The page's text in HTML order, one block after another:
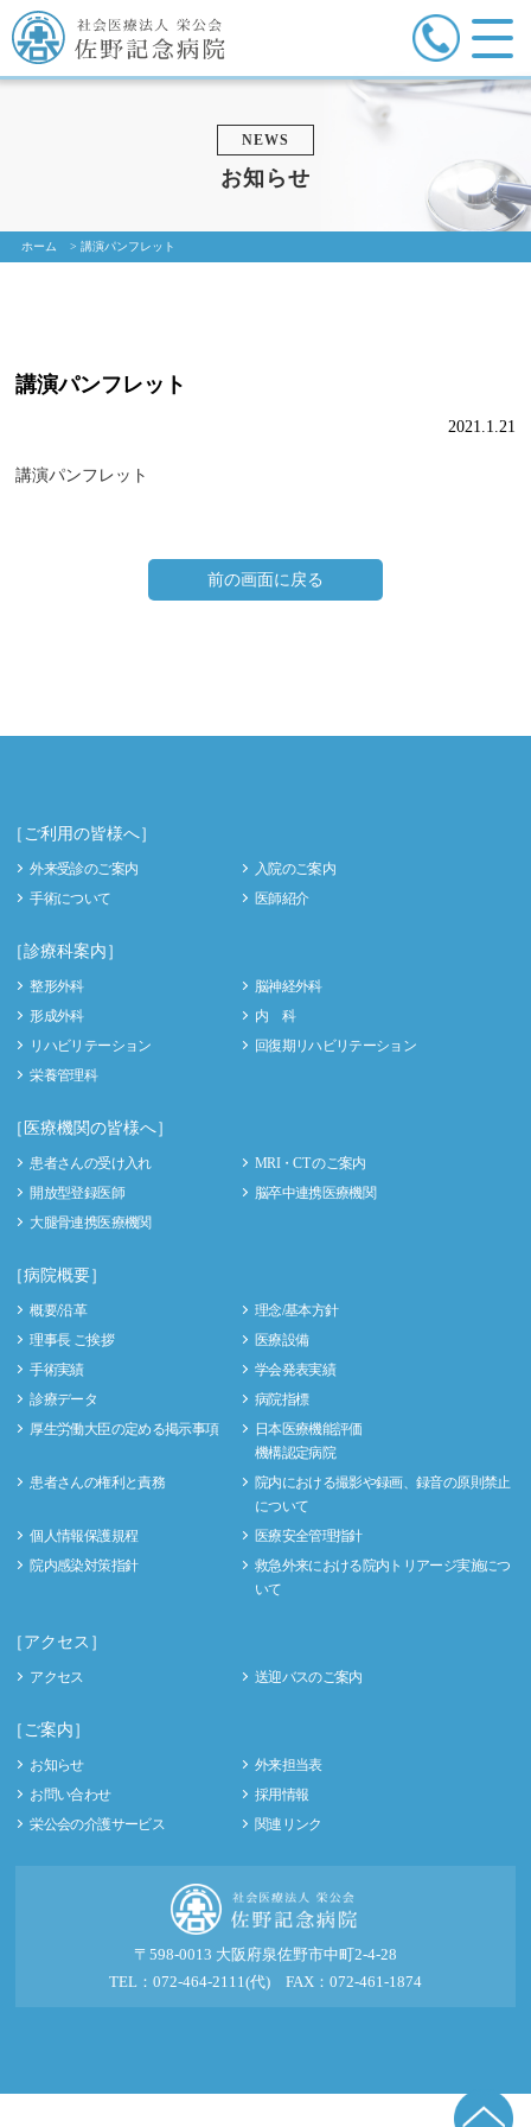
NEWS
お知らせ
ホーム >講演パンフレット
講演パンフレット
2021.1.21
講演パンフレット
前の画面に戻る
［ご利用の皆様へ］
外来受診のご案内
入院のご案内
手術について
医師紹介
［診療科案内］
整形外科
脳神経外科
形成外科
内 科
リハビリテーション
回復期リハビリテーション
栄養管理科
［医療機関の皆様へ］
患者さんの受け入れ
MRI・CT のご案内
開放型登録医師
脳卒中連携医療機関
大腿骨連携医療機関
［病院概要］
概要/沿革
理念/基本方針
理事長 ご挨拶
医療設備
手術実績
学会発表実績
診療データ
病院指標
厚生労働大臣の定める掲示事項
日本医療機能評価
機構認定病院
患者さんの権利と責務
院内における撮影や録画、録音の原則禁止
について
個人情報保護規程
医療安全管理指針
院内感染対策指針
救急外来における院内トリアージ実施につ
いて
［アクセス］
アクセス 送迎バスのご案内
［ご案内］
お知らせ
外来担当表
お問い合わせ
採用情報
栄公会の介護サービス
関連リンク
〒598-0013 大阪府泉佐野市中町2-4-28
TEL：072-464-2111(代) FAX：072-461-1874